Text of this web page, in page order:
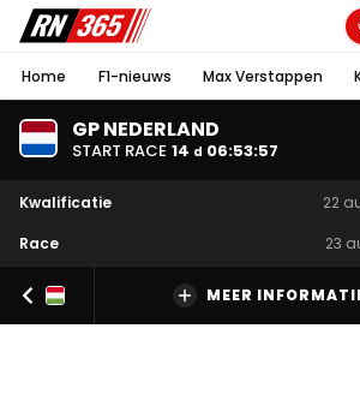
Home F1-nieuws Max Verstappen
GP NEDERLAND
START RACE 14 d 06:53:56
Kwalificatie 22
Race
23
MEER